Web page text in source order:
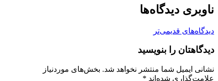
ناوبری دیدگاه‌ها
دیدگاه‌های قدیمی‌تر
دیدگاهتان را بنویسید
نشانی ایمیل شما منتشر نخواهد شد. بخش‌های موردنیاز
علامت‌گذاری شده‌اند *